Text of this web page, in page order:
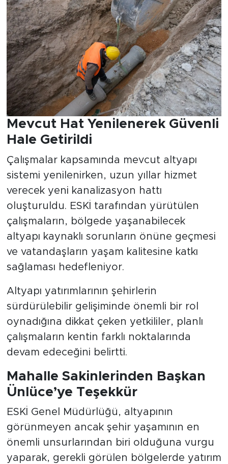
Mevcut Hat Yenilenerek Güvenli
Hale Getirildi
Çalışmalar kapsamında mevcut altyapı
sistemi yenilenirken, uzun yıllar hizmet
verecek yeni kanalizasyon hattı
oluşturuldu. ESKİ tarafından yürütülen
çalışmaların, bölgede yaşanabilecek
altyapı kaynaklı sorunların önüne geçmesi
ve vatandaşların yaşam kalitesine katkı
sağlaması hedefleniyor.
Altyapı yatırımlarının şehirlerin
sürdürülebilir gelişiminde önemli bir rol
oynadığına dikkat çeken yetkililer, planlı
çalışmaların kentin farklı noktalarında
devam edeceğini belirtti.
Mahalle Sakinlerinden Başkan
Ünlüce’ye Teşekkür
ESKİ Genel Müdürlüğü, altyapının
görünmeyen ancak şehir yaşamının en
önemli unsurlarından biri olduğuna vurgu
yaparak, gerekli görülen bölgelerde yatırım